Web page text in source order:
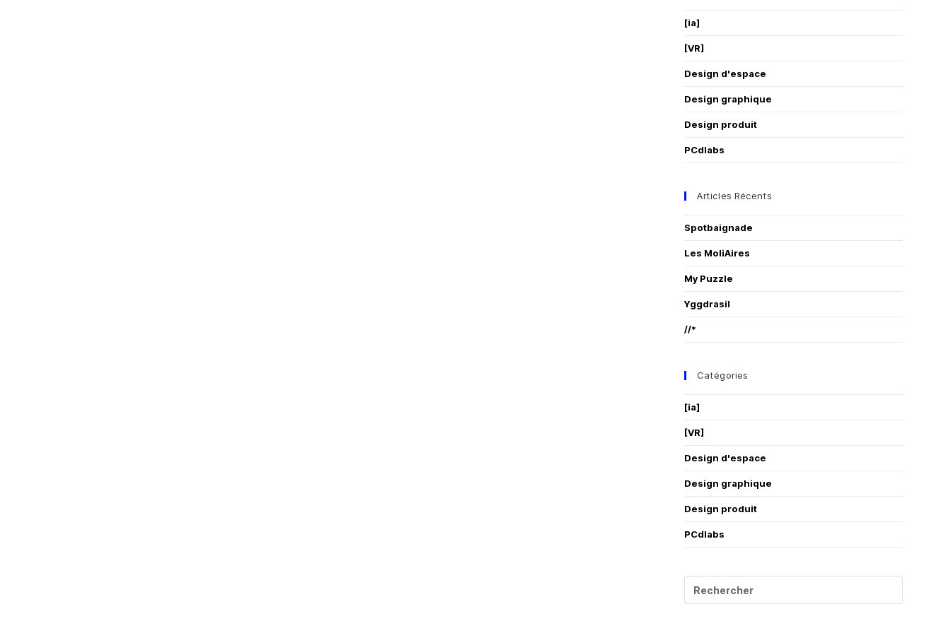
[ia]
[VR]
Design d'espace
Design graphique
Design produit
PCdlabs
Articles Récents
Spotbaignade
Les MoliAires
My Puzzle
Yggdrasil
//*
Catégories
[ia]
[VR]
Design d'espace
Design graphique
Design produit
PCdlabs